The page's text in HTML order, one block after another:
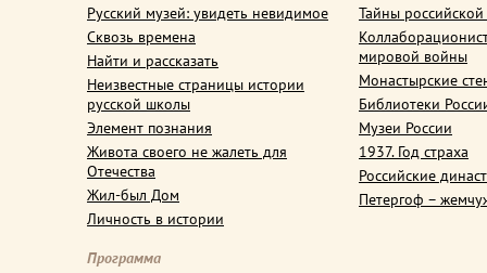
Русский музей: увидеть невидимое
Сквозь времена
Найти и рассказать
Неизвестные страницы истории
русской школы
Элемент познания
Живота своего не жалеть для
Отечества
Жил-был Дом
Личность в истории
Тайны
мировой войны
Монастырские
Библиотеки
Музеи России
1937. Год страха
Российские
Петергоф –
Программа